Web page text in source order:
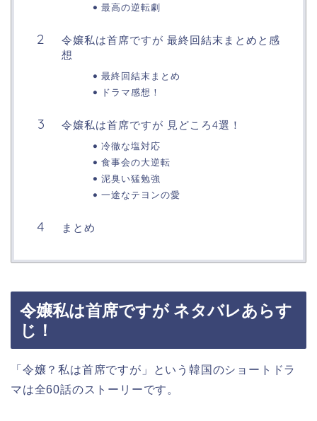
最高の逆転劇
令嬢私は首席ですが 最終回結末まとめと感
想
最終回結末まとめ
ドラマ感想！
令嬢私は首席ですが 見どころ4選！
冷徹な塩対応
食事会の大逆転
泥臭い猛勉強
一途なテヨンの愛
まとめ
令嬢私は首席ですが ネタバレあらす
じ！
「令嬢？私は首席ですが」という韓国のショートドラ
マは全60話のストーリーです。